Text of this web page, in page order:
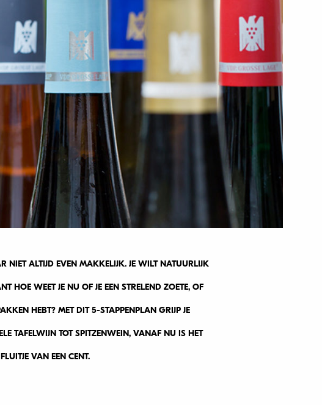
NIET ALTIJD EVEN MAKKELIJK. JE WILT NATUURLIJK
HOE WEET JE NU OF JE EEN STRELEND ZOETE, OF
HEBT? MET DIT 5-STAPPENPLAN GRIJP JE
TAFELWIJN TOT SPITZENWEIN, VANAF NU IS HET
VAN EEN CENT.